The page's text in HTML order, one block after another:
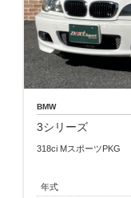
BMW
3シリーズ
318ci MスポーツPKG
年式